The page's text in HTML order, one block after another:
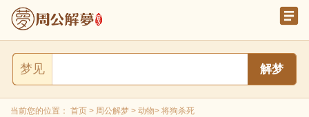
梦见
当前您的位置： 首页 > 周公解梦 > 动物> 将狗杀死